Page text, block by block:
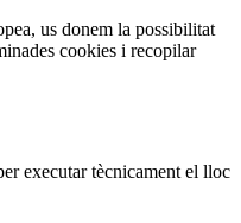
us donem la possibilitat
cookies i recopilar
executar tècnicament el lloc